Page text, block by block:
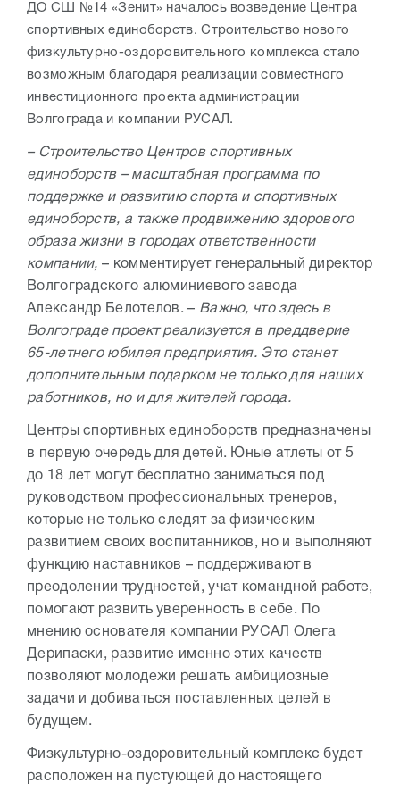
ДО СШ №14 «Зенит» началось возведение Центра
спортивных единоборств. Строительство нового
физкультурно-оздоровительного комплекса стало
возможным благодаря реализации совместного
инвестиционного проекта администрации
Волгограда и компании РУСАЛ.
– Строительство Центров спортивных
единоборств – масштабная программа по
поддержке и развитию спорта и спортивных
единоборств, а также продвижению здорового
образа жизни в городах ответственности
компании, – комментирует генеральный директор
Волгоградского алюминиевого завода
Александр Белотелов. – Важно, что здесь в
Волгограде проект реализуется в преддверие
65-летнего юбилея предприятия. Это станет
дополнительным подарком не только для наших
работников, но и для жителей города.
Центры спортивных единоборств предназначены
в первую очередь для детей. Юные атлеты от 5
до 18 лет могут бесплатно заниматься под
руководством профессиональных тренеров,
которые не только следят за физическим
развитием своих воспитанников, но и выполняют
функцию наставников – поддерживают в
преодолении трудностей, учат командной работе,
помогают развить уверенность в себе. По
мнению основателя компании РУСАЛ Олега
Дерипаски, развитие именно этих качеств
позволяют молодежи решать амбициозные
задачи и добиваться поставленных целей в
будущем.
Физкультурно-оздоровительный комплекс будет
расположен на пустующей до настоящего